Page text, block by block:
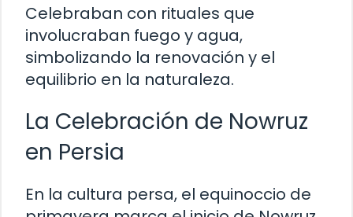
Celebraban con rituales que
involucraban fuego y agua,
simbolizando la renovación y el
equilibrio en la naturaleza.
La Celebración de Nowruz
en Persia
En la cultura persa, el equinoccio de